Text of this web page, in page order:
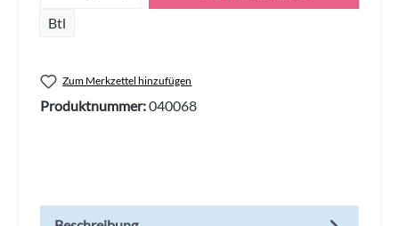
Btl
Zum Merkzettel hinzufügen
Produktnummer:040068